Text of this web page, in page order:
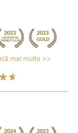
mai multe >>